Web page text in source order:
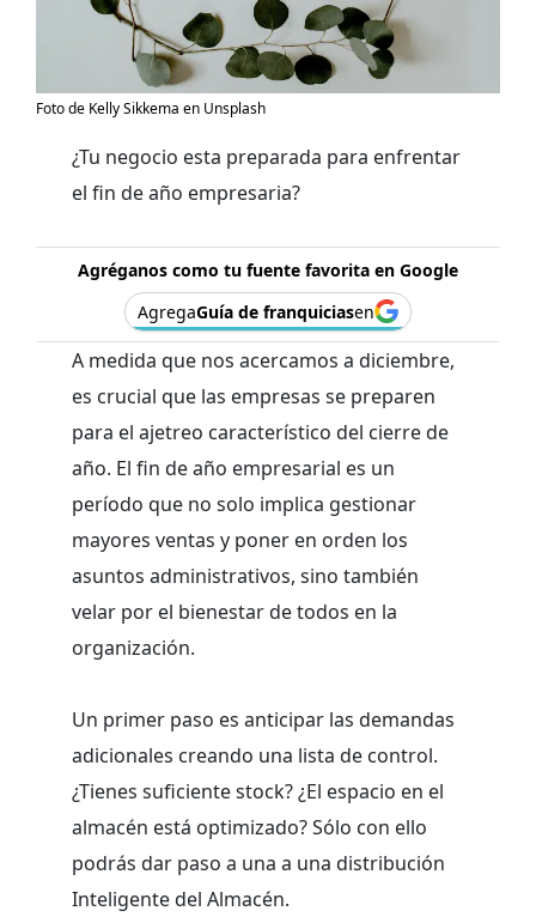
Foto de Kelly Sikkema en Unsplash
¿Tu negocio esta preparada para enfrentar
el fin de año empresaria?
Agréganos como tu fuente favorita en Google
AgregaGuía de franquiciasen
A medida que nos acercamos a diciembre,
es crucial que las empresas se preparen
para el ajetreo característico del cierre de
año. El fin de año empresarial es un
período que no solo implica gestionar
mayores ventas y poner en orden los
asuntos administrativos, sino también
velar por el bienestar de todos en la
organización.
Un primer paso es anticipar las demandas
adicionales creando una lista de control.
¿Tienes suficiente stock? ¿El espacio en el
almacén está optimizado? Sólo con ello
podrás dar paso a una a una distribución
Inteligente del Almacén.